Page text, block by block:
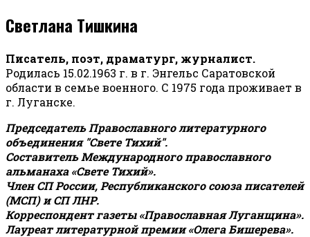
Светлана Тишкина
Писатель, поэт, драматург, журналист.
Родилась 15.02.1963 г. в г. Энгельс Саратовской
области в семье военного. С 1975 года проживает в
г. Луганске.
Председатель Православного литературного
объединения "Свете Тихий".
Составитель Международного православного
альманаха «Свете Тихий».
Член СП России, Республиканского союза писателей
(МСП) и СП ЛНР.
Корреспондент газеты «Православная Луганщина».
Лауреат литературной премии «Олега Бишерева».